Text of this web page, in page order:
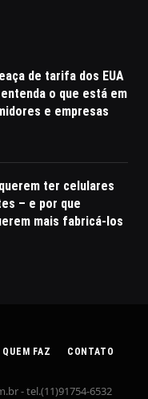
de tarifa dos EUA
o que está em
e empresas
ter celulares
– e por que
mais fabricá-los
QUEM FAZ CONTATO
- tel.(11)91754-6532